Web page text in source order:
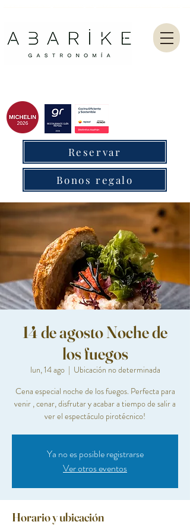
Reservar
Bonos regalo
14 de agosto Noche de
los fuegos
lun, 14 ago
  |
Ubicación no determinada
Cena especial noche de los fuegos. Perfecta para
venir , cenar, disfrutar y acabar a tiempo de salir a
ver el espectáculo pirotécnico!
Ya no es posible registrarse
Ver otros eventos
Horario y ubicación